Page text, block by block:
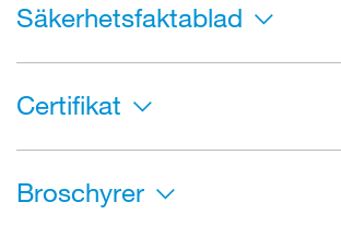
Säkerhetsfaktablad
Certifikat
Broschyrer